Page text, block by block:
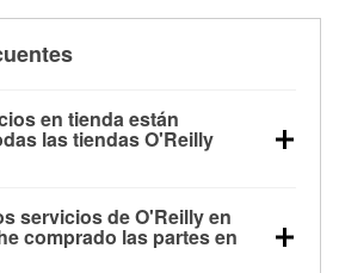
en tienda están
las tiendas O'Reilly
pruebas de alternador y
revisión de la luz “Check Engine”
servicios de O'Reilly en
comprado las partes en